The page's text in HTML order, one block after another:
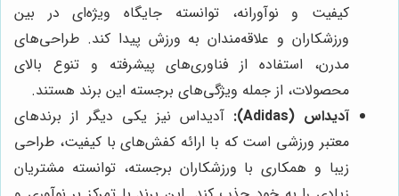
کیفیت و نوآورانه، توانسته جایگاه ویژه‌ای در بین
ورزشکاران و علاقه‌مندان به ورزش پیدا کند. طراحی‌های
مدرن، استفاده از فناوری‌های پیشرفته و تنوع بالای
محصولات، از جمله ویژگی‌های برجسته این برند هستند.
آدیداس (Adidas):
آدیداس نیز یکی دیگر از برندهای
معتبر ورزشی است که با ارائه کفش‌های با کیفیت، طراحی
زیبا و همکاری با ورزشکاران برجسته، توانسته مشتریان